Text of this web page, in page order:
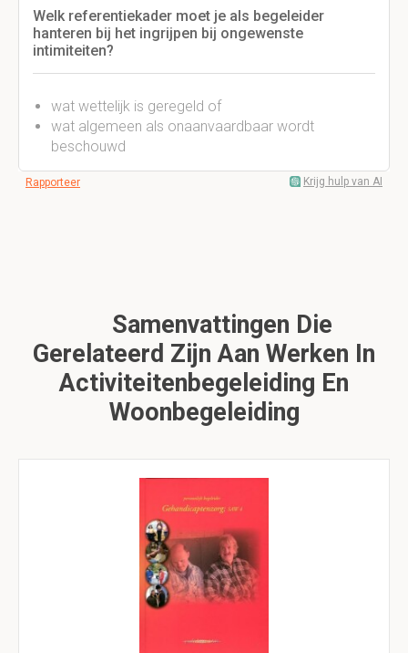
Welk referentiekader moet je als begeleider
hanteren bij het ingrijpen bij ongewenste
intimiteiten?
wat wettelijk is geregeld of
wat algemeen als onaanvaardbaar wordt
beschouwd
Rapporteer Krijg hulp van AI
Samenvattingen Die
Gerelateerd Zijn Aan Werken In
Activiteitenbegeleiding En
Woonbegeleiding